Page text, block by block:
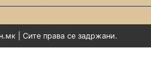
| Сите права се задржани.